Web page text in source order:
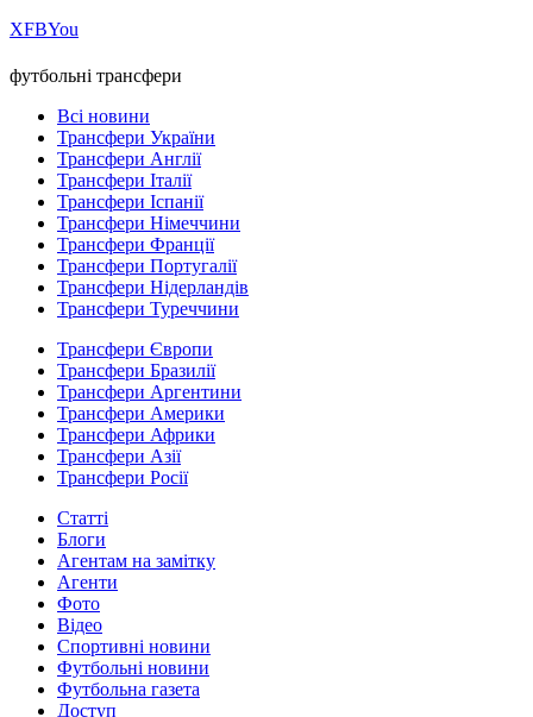
ХFBYou
футбольні трансфери
Всі новини
Трансфери України
Трансфери Англії
Трансфери Італії
Трансфери Іспанії
Трансфери Німеччини
Трансфери Франції
Трансфери Португалії
Трансфери Нідерландів
Трансфери Туреччини
Трансфери Європи
Трансфери Бразилії
Трансфери Аргентини
Трансфери Америки
Трансфери Африки
Трансфери Азії
Трансфери Росії
Статті
Блоги
Агентам на замітку
Агенти
Фото
Відео
Спортивні новини
Футбольні новини
Футбольна газета
Доступ